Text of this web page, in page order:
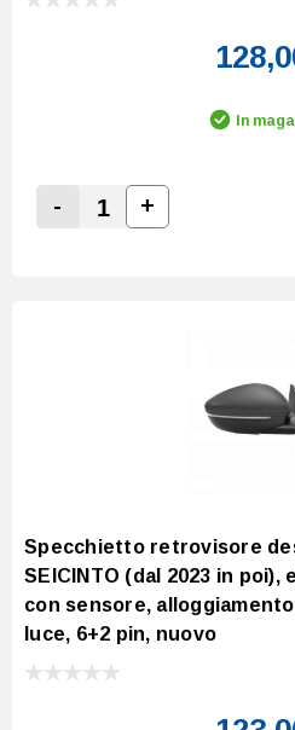
In
Decrease Quantity:
-
Increase
+
Specchietto retrovisore
SEICINTO (dal 2023 in
con sensore,
luce, 6+2 pin, nuovo